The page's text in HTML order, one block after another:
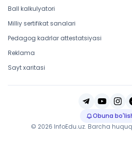
Ball kalkulyatori
Milliy sertifikat sanalari
Pedagog kadrlar attestatsiyasi
Reklama
Sayt xaritasi
Obuna
© 2026 InfoEdu.uz. Barcha